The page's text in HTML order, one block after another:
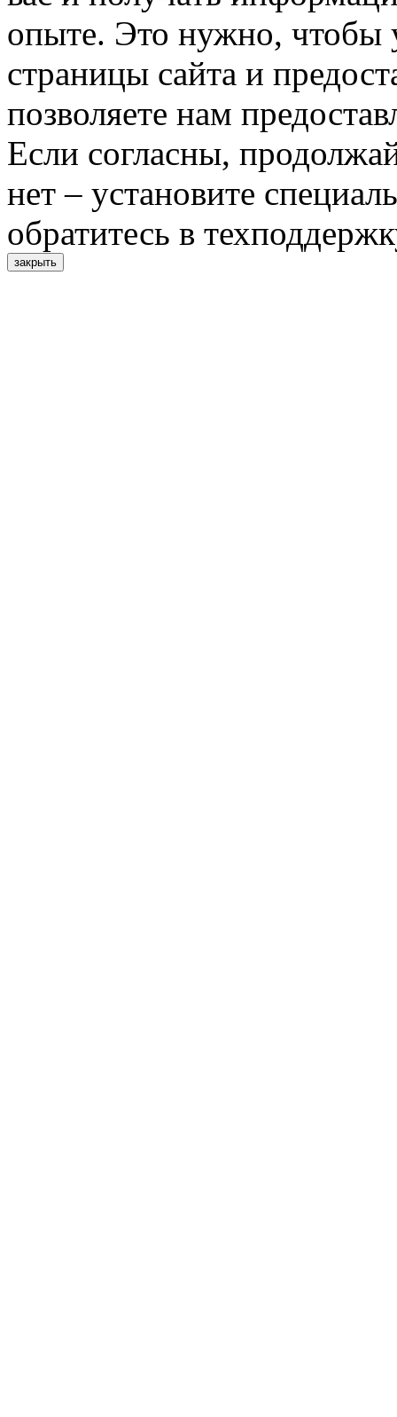
опыте. Это нужно, чтобы
страницы сайта и
позволяете нам
Если согласны,
нет – установите
обратитесь в
закрыть